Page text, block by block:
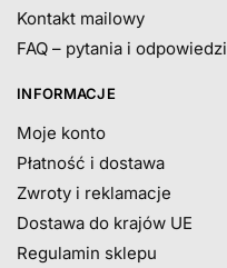
Kontakt mailowy
FAQ – pytania i odpowiedzi
INFORMACJE
Moje konto
Płatność i dostawa
Zwroty i reklamacje
Dostawa do krajów UE
Regulamin sklepu